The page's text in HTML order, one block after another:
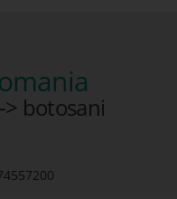
botosani